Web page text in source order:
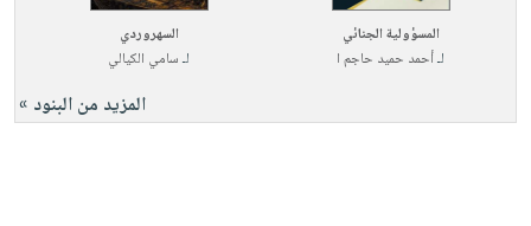
المسؤولية الجنائي
لـأحمد حميد حاجم ا
السهروردي
لـسامي الكيالي
المزيد من البنود »